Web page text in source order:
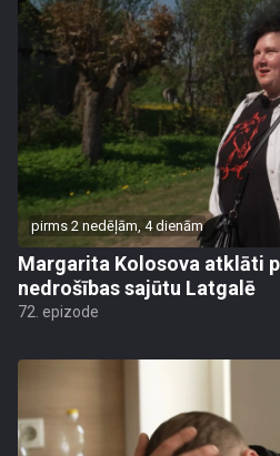
pirms 2 nedēļām, 4 dienām
Margarita Kolosova atklāti
nedrošības sajūtu Latgalē
72. epizode